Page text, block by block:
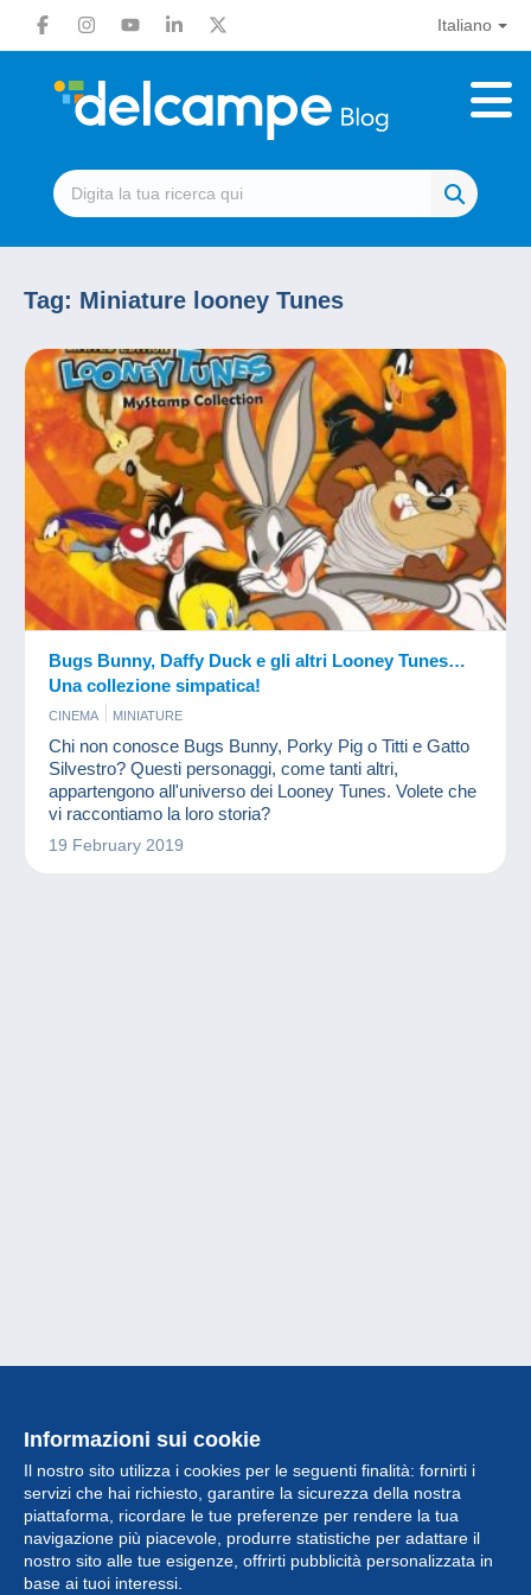
Italiano
Tag: Miniature looney Tunes
Bugs Bunny, Daffy Duck e gli altri Looney Tunes…
Una collezione simpatica!
CINEMA MINIATURE
Chi non conosce Bugs Bunny, Porky Pig o Titti e Gatto
Silvestro? Questi personaggi, come tanti altri,
appartengono all'universo dei Looney Tunes. Volete che
vi raccontiamo la loro storia?
19 February 2019
Informazioni sui cookie
Il nostro sito utilizza i cookies per le seguenti finalità: fornirti i
servizi che hai richiesto, garantire la sicurezza della nostra
piattaforma, ricordare le tue preferenze per rendere la tua
navigazione più piacevole, produrre statistiche per adattare il
nostro sito alle tue esigenze, offrirti pubblicità personalizzata in
base ai tuoi interessi.
Collezione